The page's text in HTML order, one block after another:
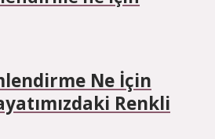
Ne İçin
Renkli